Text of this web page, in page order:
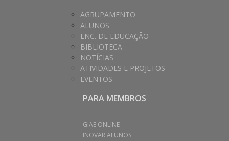
AGRUPAMENTO
ALUNOS
ENC. DE EDUCAÇÃO
BIBLIOTECA
NOTÍCIAS
ATIVIDADES E PROJETOS
EVENTOS
PARA MEMBROS
GIAE ONLINE
INOVAR ALUNOS